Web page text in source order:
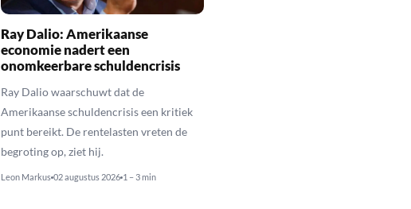
Ray Dalio: Amerikaanse
economie nadert een
onomkeerbare schuldencrisis
Ray Dalio waarschuwt dat de
Amerikaanse schuldencrisis een kritiek
punt bereikt. De rentelasten vreten de
begroting op, ziet hij.
Leon Markus 02 augustus 2026 1 – 3 min